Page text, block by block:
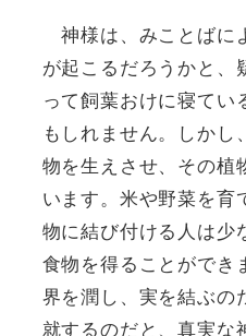
神様は、みことばに
が起こるだろうかと、
って飼葉おけに寝て
もしれません。しか
物を生えさせ、その植
います。米や野菜を育
物に結び付ける人は少
食物を得ることができ
界を潤し、実を結ぶの
就するのだと、真実な